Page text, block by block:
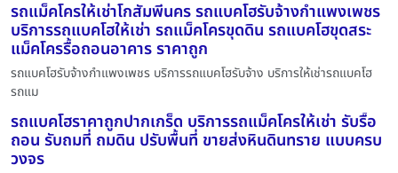
รถแม็คโครให้เช่าโกสัมพีนคร รถแบคโฮรับจ้างกำแพงเพชร
บริการรถแบคโฮให้เช่า รถแม็คโครขุดดิน รถแบคโฮขุดสระ
แม็คโครรื้อถอนอาคาร ราคาถูก
รถแบคโฮรับจ้างกำแพงเพชร บริการรถแบคโฮรับจ้าง บริการให้เช่ารถแบคโฮ
รถแม
รถแบคโฮราคาถูกปากเกร็ด บริการรถแม็คโครให้เช่า รับรื้อ
ถอน รับถมที่ ถมดิน ปรับพื้นที่ ขายส่งหินดินทราย แบบครบ
วงจร